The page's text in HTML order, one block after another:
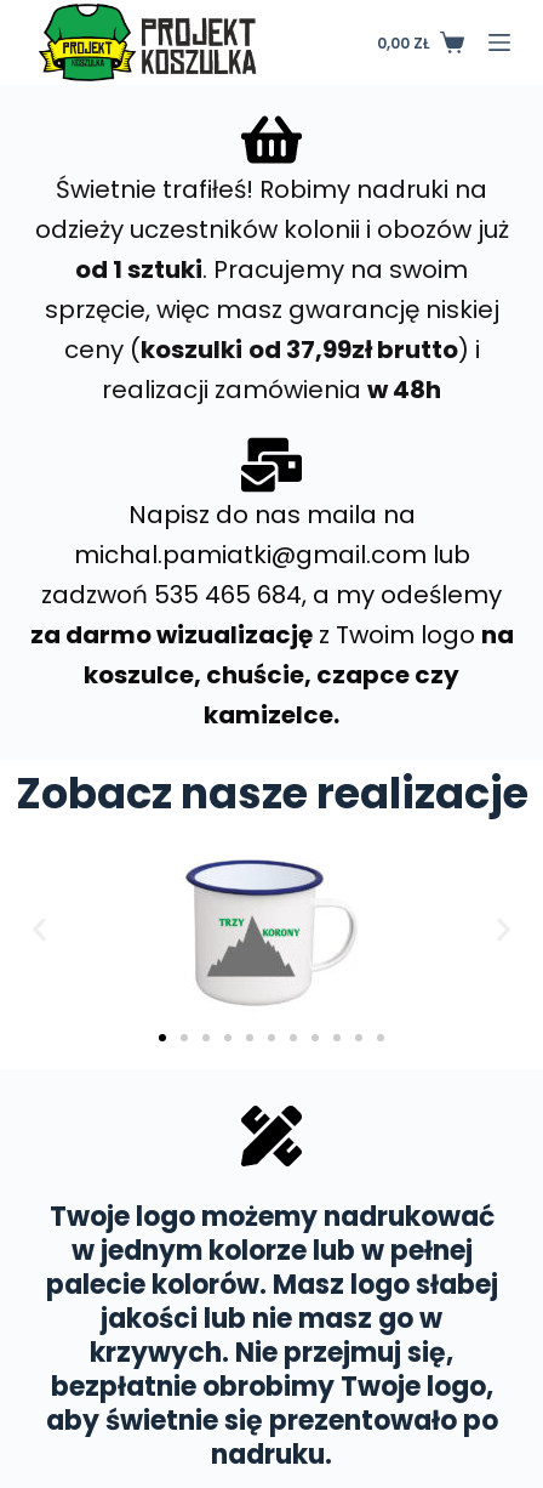
0,00 ZŁ
Świetnie trafiłeś! Robimy nadruki na
odzieży uczestników kolonii i obozów już
od 1 sztuki. Pracujemy na swoim
sprzęcie, więc masz gwarancję niskiej
ceny (koszulki od 37,99zł brutto) i
realizacji zamówienia w 48h
Napisz do nas maila na
michal.pamiatki@gmail.com lub
zadzwoń 535 465 684, a my odeślemy
za darmo wizualizacjęz Twoim logo na
koszulce, chuście, czapce czy
kamizelce.
Zobacz nasze realizacje
Twoje logo możemy nadrukować
w jednym kolorze lubw pełnej
palecie kolorów. Masz logo słabej
jakości lub nie masz go w
krzywych. Nie przejmuj się,
bezpłatnie obrobimy Twoje logo,
aby świetnie się prezentowało po
nadruku.